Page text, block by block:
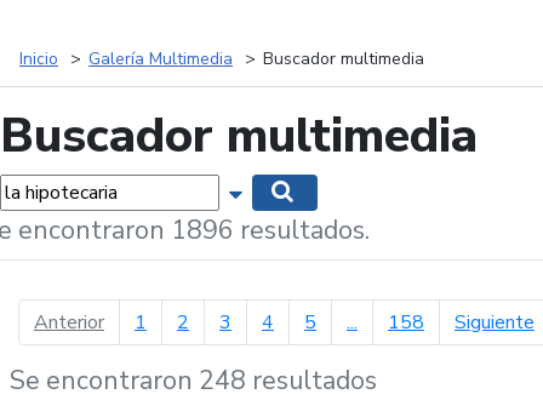
Inicio Galería Multimedia Buscador multimedia
Buscador multimedia
Mostrar opciones de búsqueda
encontraron 1896 resultados.
Anteriorpágina anterior
1 2 3 4 5 ... 158 Siguiente
Se encontraron 248 resultados